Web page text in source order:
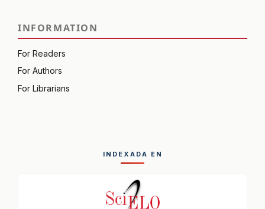
INFORMATION
For Readers
For Authors
For Librarians
INDEXADA EN